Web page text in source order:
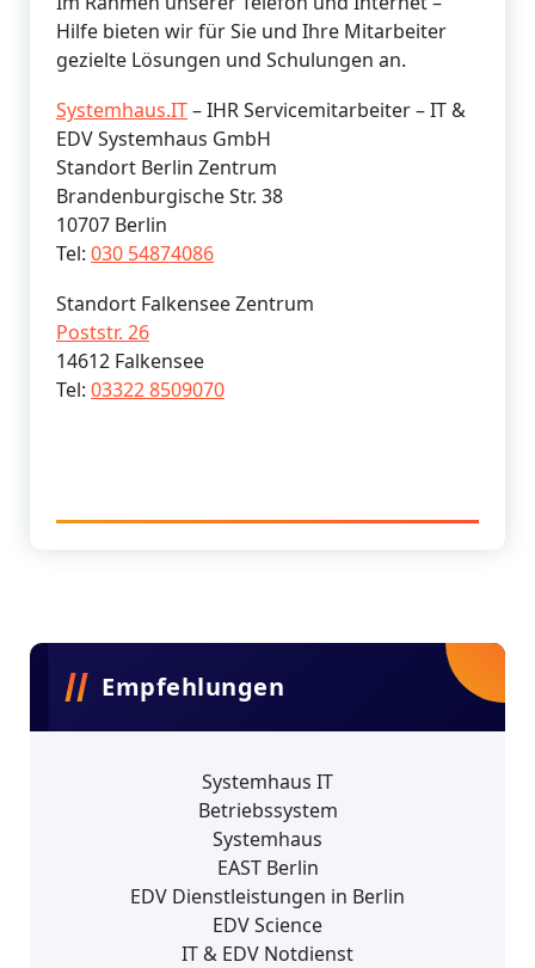
Hilfe bieten wir für Sie und Ihre Mitarbeiter
gezielte Lösungen und Schulungen an.
Systemhaus.IT– IHR Servicemitarbeiter – IT &
EDV Systemhaus GmbH
Standort Berlin Zentrum
Brandenburgische Str. 38
10707 Berlin
Tel: 030 54874086
Standort Falkensee Zentrum
Poststr. 26
14612 Falkensee
Tel: 03322 8509070
Empfehlungen
Systemhaus IT
Betriebssystem
Systemhaus
EAST Berlin
EDV Dienstleistungen in Berlin
EDV Science
IT & EDV Notdienst